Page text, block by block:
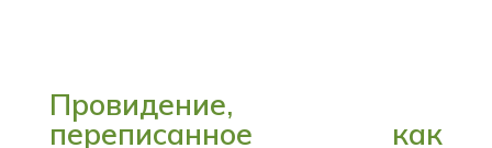
Провидение,
переписанное как